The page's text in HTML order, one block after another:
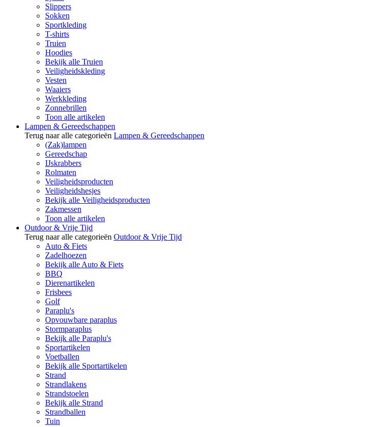
Slippers
Sokken
Sportkleding
T-shirts
Truien
Hoodies
Bekijk alle Truien
Veiligheidskleding
Vesten
Waaiers
Werkkleding
Zonnebrillen
Toon alle artikelen
Lampen & Gereedschappen
Terug naar alle categorieën Lampen & Gereedschappen
(Zak)lampen
Gereedschap
IJskrabbers
Rolmaten
Veiligheidsproducten
Veiligheidshesjes
Bekijk alle Veiligheidsproducten
Zakmessen
Toon alle artikelen
Outdoor & Vrije Tijd
Terug naar alle categorieën Outdoor & Vrije Tijd
Auto & Fiets
Zadelhoezen
Bekijk alle Auto & Fiets
BBQ
Dierenartikelen
Frisbees
Golf
Paraplu's
Opvouwbare paraplus
Stormparaplus
Bekijk alle Paraplu's
Sportartikelen
Voetballen
Bekijk alle Sportartikelen
Strand
Strandlakens
Strandstoelen
Bekijk alle Strand
Strandballen
Tuin